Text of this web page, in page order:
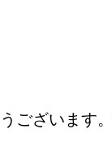
ございます